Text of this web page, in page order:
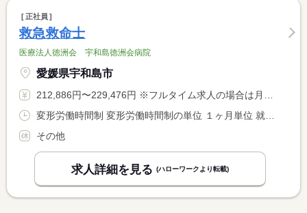
正社員
救急救命士
医療法人徳洲会 宇和島徳洲会病院
愛媛県宇和島市
212,886円〜229,476円 ※フルタイム求人の場合は月額（換算額）、パート求人の場合は時間額を表示しています。
その他
求人詳細を見る (ハローワークより転載)